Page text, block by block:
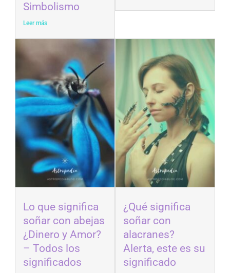
Simbolismo
Leer más
Lo que significa
soñar con abejas
¿Dinero y Amor?
– Todos los
significados
¿Qué significa
soñar con
alacranes?
Alerta, este es su
significado